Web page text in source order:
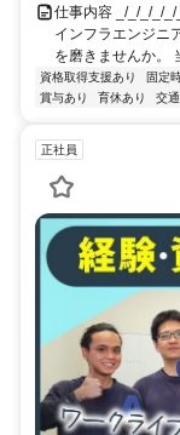
仕事内容 _/_/_/_/
インフラエンジニ
を磨きませんか。
資格取得支援あり 固定
賞与あり
育休あり 交
正社員